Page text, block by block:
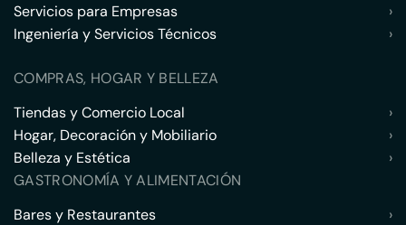
Servicios para Empresas
›
Ingeniería y Servicios Técnicos
›
COMPRAS, HOGAR Y BELLEZA
Tiendas y Comercio Local
›
Hogar, Decoración y Mobiliario
›
Belleza y Estética
›
GASTRONOMÍA Y ALIMENTACIÓN
Bares y Restaurantes
›